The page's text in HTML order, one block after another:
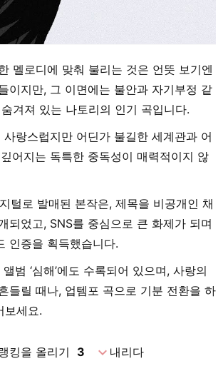
멜로디에 맞춰 불리는 것은 언뜻 보기엔
이지만, 그 이면에는 불안과 자기부정 같
겨져 있는 나토리의 인기 곡입니다.
랑스럽지만 어딘가 불길한 세계관과 어
어지는 독특한 중독성이 매력적이지 않
털로 발매된 본작은, 제목을 비공개인 채
되었고, SNS를 중심으로 큰 화제가 되며
인증을 획득했습니다.
범 ‘심해’에도 수록되어 있으며, 사랑의
들릴 때나, 업템포 곡으로 기분 전환을 하
보세요.
킹을 올리기 3 expand_more내리다